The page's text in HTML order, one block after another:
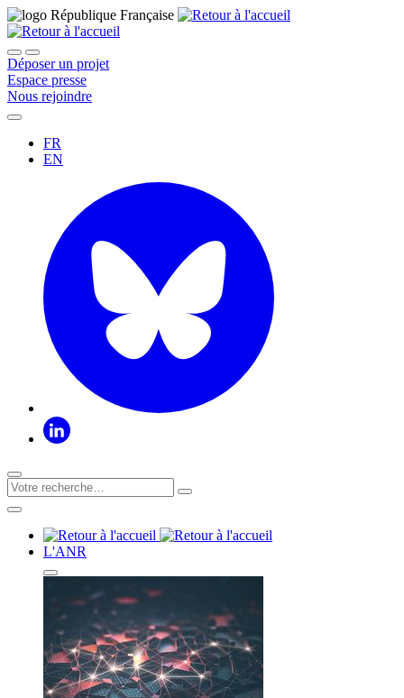
Déposer un projet
Espace presse
Nous rejoindre
FR
EN
L'ANR